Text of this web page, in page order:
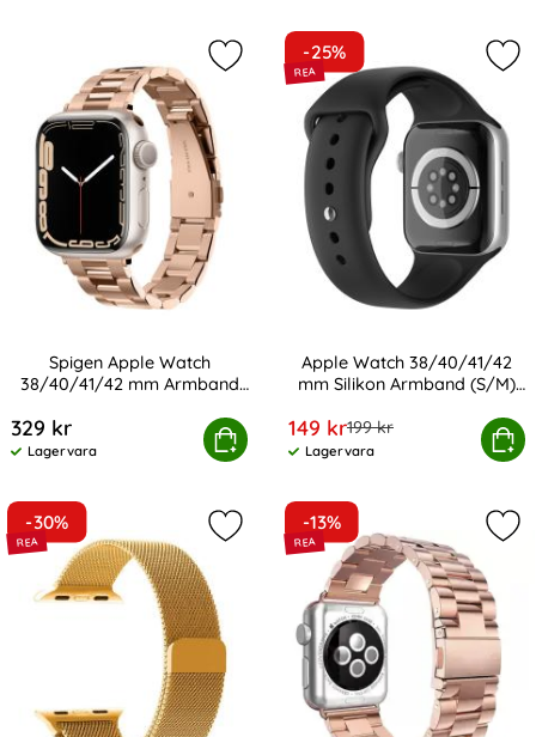
Spigen Apple Watch
38/40/41/42 mm Armband
329 kr
Tillgänglighet:
Lagervara
Köp
Watch 38/40/41/42 mm Armband Modern Fit
Markera spigen Apple Watch 38/
-25%
Apple Watch 38/40/41/42
mm Silikon Armband (S/M)
rea pris
149 krtidigare pris
199 kr
Tillgänglighet:
Lagervara
Köp
Apple Watch 38/40/41/42 mm
-30%
Markera milanese Loop Metall
-13%